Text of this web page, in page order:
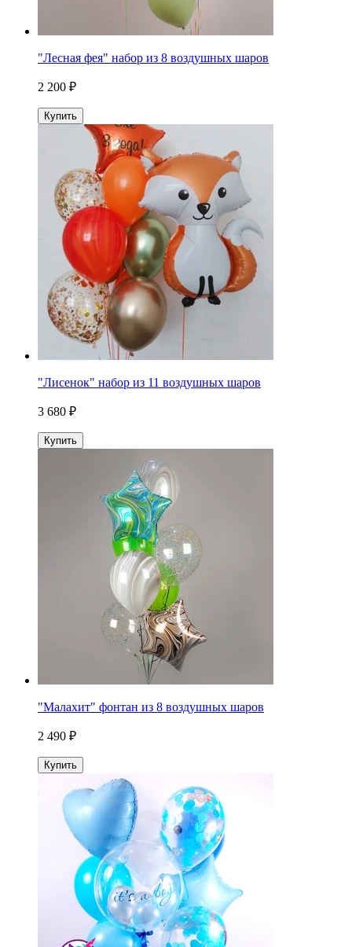
"Лесная фея" набор из 8 воздушных шаров
2 200 ₽
Купить
"Лисенок" набор из 11 воздушных шаров
3 680 ₽
Купить
"Малахит" фонтан из 8 воздушных шаров
2 490 ₽
Купить